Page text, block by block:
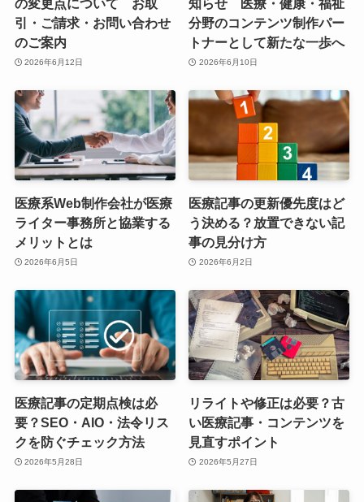
の変更点について お取
引・ご請求・お問い合わせ
のご案内
2026年6月12日
知らせ 医療・健康・福祉
分野のコンテンツ制作パー
トナーとして新たな一歩へ
2026年6月10日
医療系Web制作会社が医療
ライター事務所と協業する
メリットとは
2026年6月5日
医療記事の更新優先度はど
う決める？放置できない記
事の見分け方
2026年6月2日
医療記事の定期点検は必
要？SEO・AIO・法令リス
クを防ぐチェック方法
2026年5月28日
リライトや修正は必要？古
い医療記事・コンテンツを
見直すポイント
2026年5月27日